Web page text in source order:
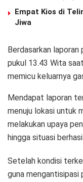
Empat Kios di
Jiwa
Berdasarkan
pukul 13.43 Wita
memicu keluarnya
Mendapat laporan
menuju lokasi untuk
melakukan upaya
hingga situasi
Setelah kondisi
guna mengantisipasi